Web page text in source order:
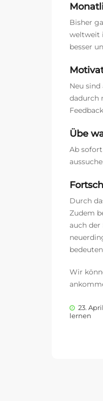
Bisher
weltweit
besser
Neu sind
dadurch
Übe
Ab
Durch
Zudem
auch der
Wir
23.
lernen